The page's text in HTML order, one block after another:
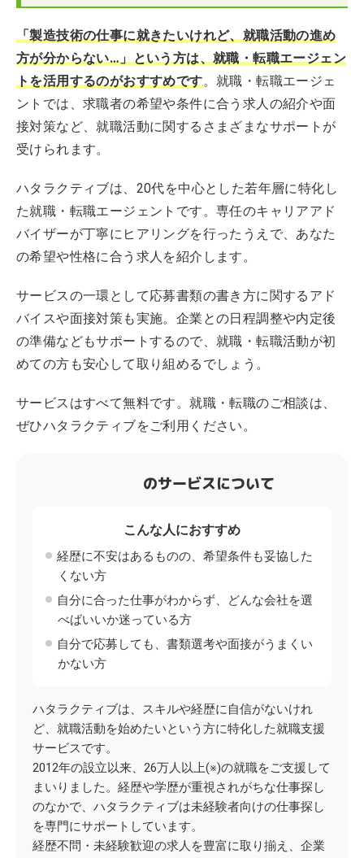
「製造技術の仕事に就きたいけれど、就職活動の進め
方が分からない…」という方は、就職・転職エージェン
トを活用するのがおすすめです。就職・転職エージェ
ントでは、求職者の希望や条件に合う求人の紹介や面
接対策など、就職活動に関するさまざまなサポートが
受けられます。
ハタラクティブは、20代を中心とした若年層に特化し
た就職・転職エージェントです。専任のキャリアアド
バイザーが丁寧にヒアリングを行ったうえで、あなた
の希望や性格に合う求人を紹介します。
サービスの一環として応募書類の書き方に関するアド
バイスや面接対策も実施。企業との日程調整や内定後
の準備などもサポートするので、就職・転職活動が初
めての方も安心して取り組めるでしょう。
サービスはすべて無料です。就職・転職のご相談は、
ぜひハタラクティブをご利用ください。
のサービスについて
こんな人におすすめ
経歴に不安はあるものの、希望条件も妥協した
くない方
自分に合った仕事がわからず、どんな会社を選
べばいいか迷っている方
自分で応募しても、書類選考や面接がうまくい
かない方
ハタラクティブは、スキルや経歴に自信がないけれ
ど、就職活動を始めたいという方に特化した就職支援
サービスです。
2012年の設立以来、26万人以上(※)の就職をご支援して
まいりました。経歴や学歴が重視されがちな仕事探し
のなかで、ハタラクティブは未経験者向けの仕事探し
を専門にサポートしています。
経歴不問・未経験歓迎の求人を豊富に取り揃え、企業